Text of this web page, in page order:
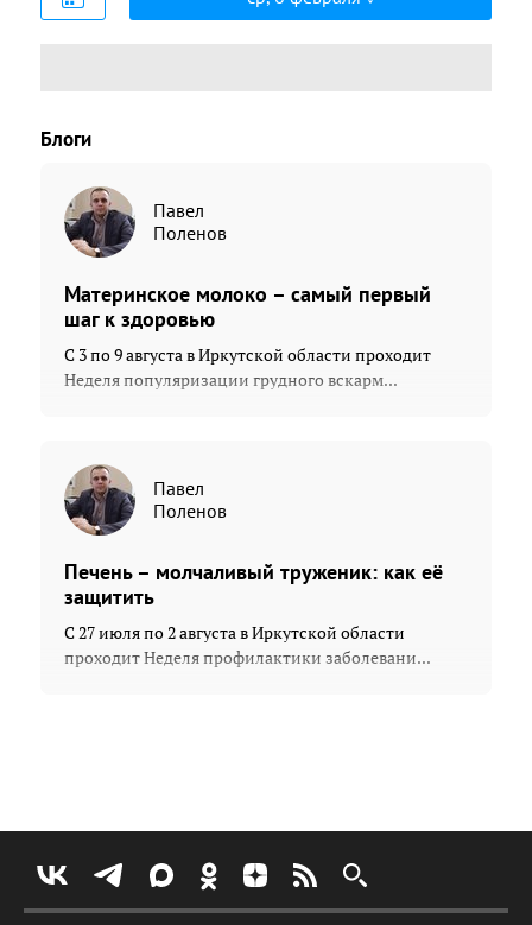
Блоги
Павел
Поленов
Материнское молоко – самый первый
шаг к здоровью
С 3 по 9 августа в Иркутской области проходит
Неделя популяризации грудного вскарм...
Павел
Поленов
Печень – молчаливый труженик: как её
защитить
С 27 июля по 2 августа в Иркутской области
проходит Неделя профилактики заболевани...